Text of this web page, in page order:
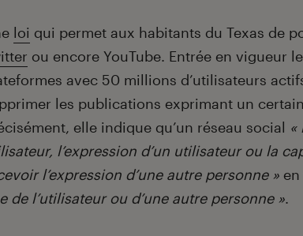
loi qui permet aux habitants du Texas de
ou encore YouTube. Entrée en vigueur
avec 50 millions d’utilisateurs
les publications exprimant un
elle indique qu’un réseau social «
l’expression d’un utilisateur ou la
l’expression d’une autre personne »
de l’utilisateur ou d’une autre personne ».